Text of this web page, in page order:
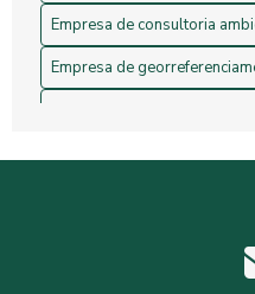
Empresa de consultoria
Empresa de
Gerenciamento de resíduos